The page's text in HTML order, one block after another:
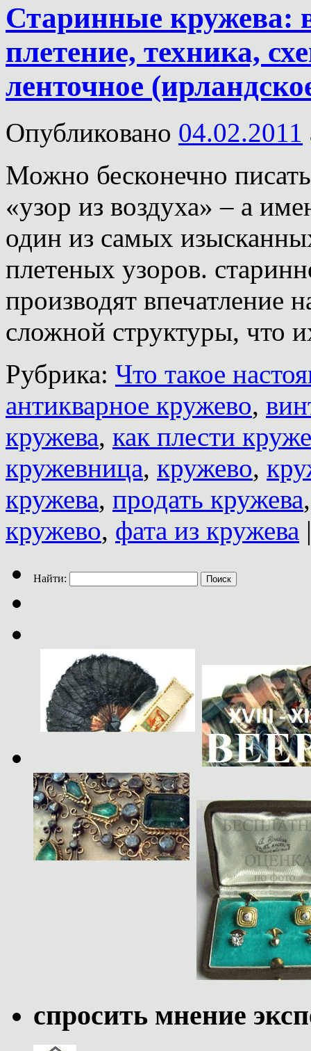
Старинные кружева:
плетение, техника,
ленточное
Опубликовано 04.02.2011
Можно бесконечно
«узор из воздуха» – а
один из самых
плетеных узоров.
производят впечатление
сложной структуры, что
Рубрика: Что такое
антикварное кружево,
кружева, как плести
кружевница, кружево,
кружева, продать кружева
кружево, фата из кружева |
Найти:
спросить мнение